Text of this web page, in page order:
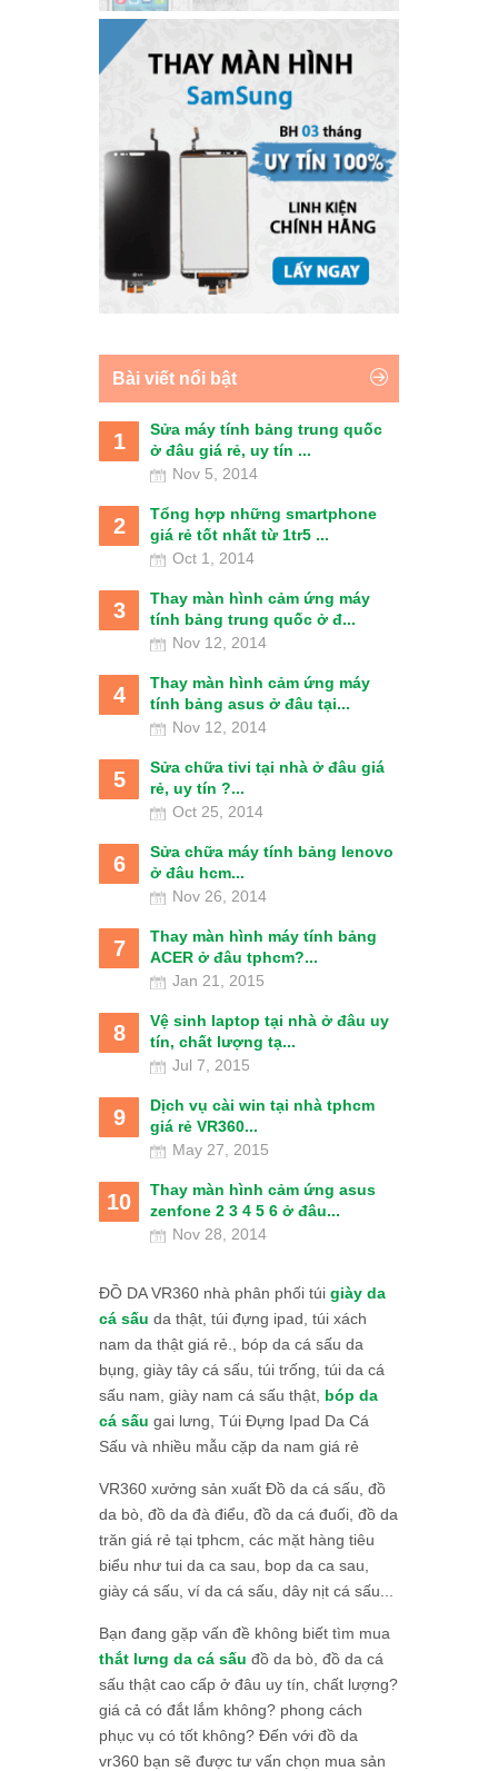
Bài viết nổi bật
1
Sửa máy tính bảng trung quốc
ở đâu giá rẻ, uy tín ...
Nov 5, 2014
2
Tổng hợp những smartphone
giá rẻ tốt nhất từ 1tr5 ...
Oct 1, 2014
3
Thay màn hình cảm ứng máy
tính bảng trung quốc ở đ...
Nov 12, 2014
4
Thay màn hình cảm ứng máy
tính bảng asus ở đâu tại...
Nov 12, 2014
5
Sửa chữa tivi tại nhà ở đâu giá
rẻ, uy tín ?...
Oct 25, 2014
6
Sửa chữa máy tính bảng lenovo
ở đâu hcm...
Nov 26, 2014
7
Thay màn hình máy tính bảng
ACER ở đâu tphcm?...
Jan 21, 2015
8
Vệ sinh laptop tại nhà ở đâu uy
tín, chất lượng tạ...
Jul 7, 2015
9
Dịch vụ cài win tại nhà tphcm
giá rẻ VR360...
May 27, 2015
10
Thay màn hình cảm ứng asus
zenfone 2 3 4 5 6 ở đâu...
Nov 28, 2014
ĐỒ DA VR360 nhà phân phối túi giày da
cá sấu da thật, túi đựng ipad, túi xách
nam da thật giá rẻ., bóp da cá sấu da
bụng, giày tây cá sấu, túi trống, túi da cá
sấu nam, giày nam cá sấu thật, bóp da
cá sấu gai lưng, Túi Đựng Ipad Da Cá
Sấu và nhiều mẫu cặp da nam giá rẻ
VR360 xưởng sản xuất Đồ da cá sấu, đồ
da bò, đồ da đà điểu, đồ da cá đuối, đồ da
trăn giá rẻ tại tphcm, các mặt hàng tiêu
biểu như tui da ca sau, bop da ca sau,
giày cá sấu, ví da cá sấu, dây nịt cá sấu...
Bạn đang gặp vấn đề không biết tìm mua
thắt lưng da cá sấu đồ da bò, đồ da cá
sấu thật cao cấp ở đâu uy tín, chất lượng?
giá cả có đắt lắm không? phong cách
phục vụ có tốt không? Đến với đồ da
vr360 bạn sẽ được tư vấn chọn mua sản